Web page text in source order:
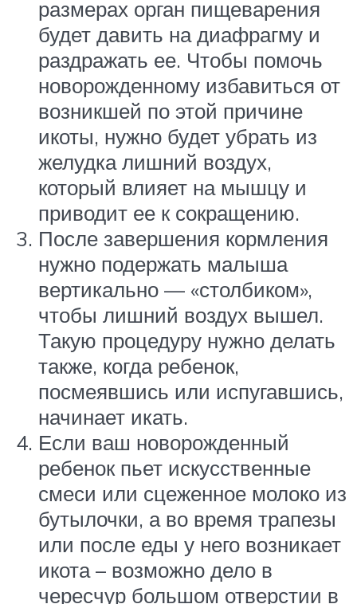
размерах орган пищеварения
будет давить на диафрагму и
раздражать ее. Чтобы помочь
новорожденному избавиться от
возникшей по этой причине
икоты, нужно будет убрать из
желудка лишний воздух,
который влияет на мышцу и
приводит ее к сокращению.
После завершения кормления
нужно подержать малыша
вертикально — «столбиком»,
чтобы лишний воздух вышел.
Такую процедуру нужно делать
также, когда ребенок,
посмеявшись или испугавшись,
начинает икать.
Если ваш новорожденный
ребенок пьет искусственные
смеси или сцеженное молоко из
бутылочки, а во время трапезы
или после еды у него возникает
икота – возможно дело в
чересчур большом отверстии в